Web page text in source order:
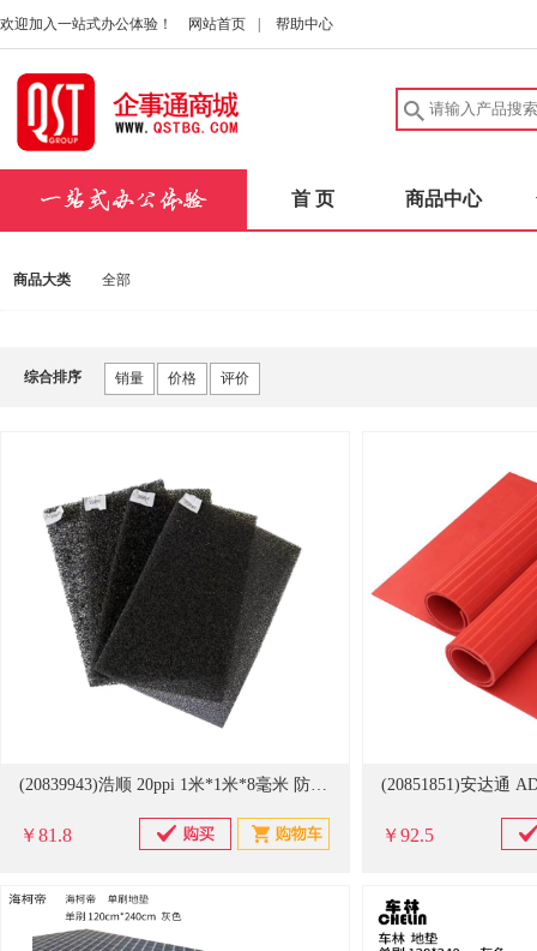
欢迎加入一站式办公体验！ 网站首页 帮助中心
首 页 商品中心
商品大类 全部
综合排序 销量 价格 评价
(20839943)浩顺 20ppi 1米*1米*8毫米 防尘过滤棉 黑色(单位：块)
￥81.8 ￥92.5